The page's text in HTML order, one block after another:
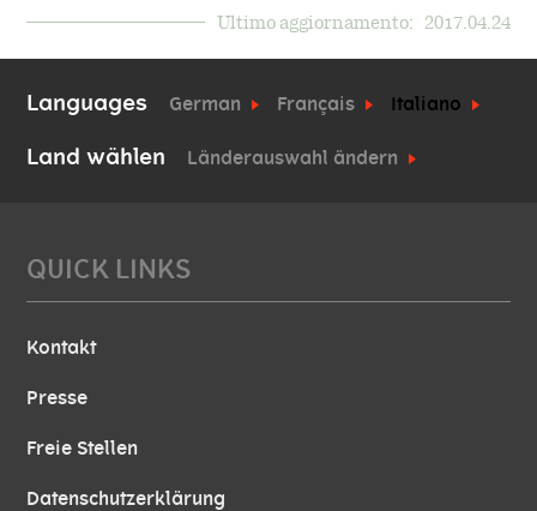
Ultimo aggiornamento: 2017.04.24
Languages German Français Italiano
Land wählen Länderauswahl ändern
QUICK LINKS
Kontakt
Presse
Freie Stellen
Datenschutzerklärung